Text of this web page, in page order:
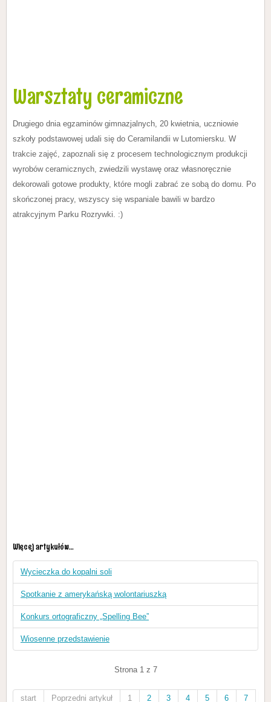
Warsztaty ceramiczne
Drugiego dnia egzaminów gimnazjalnych, 20 kwietnia, uczniowie
szkoły podstawowej udali się do Ceramilandii w Lutomiersku. W
trakcie zajęć, zapoznali się z procesem technologicznym produkcji
wyrobów ceramicznych, zwiedzili wystawę oraz własnoręcznie
dekorowali gotowe produkty, które mogli zabrać ze sobą do domu. Po
skończonej pracy, wszyscy się wspaniale bawili w bardzo
atrakcyjnym Parku Rozrywki. :)
Więcej artykułów…
Wycieczka do kopalni soli
Spotkanie z amerykańską wolontariuszką
Konkurs ortograficzny „Spelling Bee”
Wiosenne przedstawienie
Strona 1 z 7
start Poprzedni artykuł 1 2 3 4 5 6 7